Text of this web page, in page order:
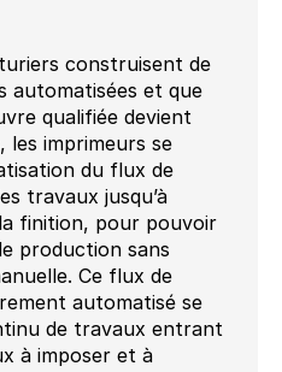
construisent de
automatisées et que
qualifiée devient
les imprimeurs se
du flux de
travaux jusqu’à
finition, pour pouvoir
production sans
Ce flux de
automatisé se
de travaux entrant
à imposer et à